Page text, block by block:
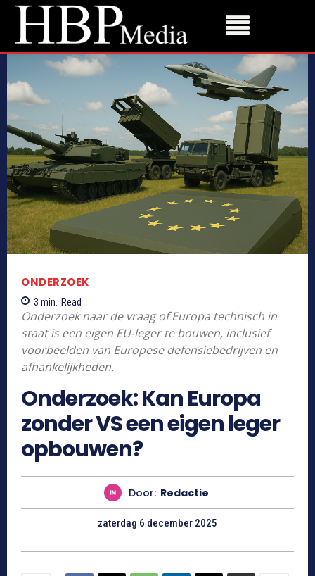
ONDERZOEK
3 min. Read
Onderzoek naar de vraag of Europa technisch in
staat is een eigen EU-leger te bouwen, inclusief
voorbeelden van Europese defensiebedrijven en
afhankelijkheden.
Onderzoek: Kan Europa
zonder VS een eigen leger
opbouwen?
Door: Redactie
zaterdag 6 december 2025